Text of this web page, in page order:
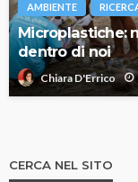
AMBIENTE
Microplastiche:
dentro di noi
Chiara D'Errico
CERCA NEL SITO